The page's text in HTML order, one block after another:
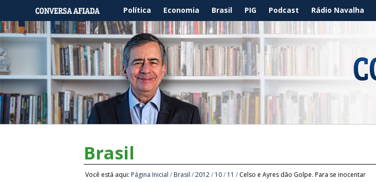
Política Economia Brasil PIG Podcast Rádio Navalha
Brasil
Você está aqui: Página Inicial / Brasil /2012/ 10/ 11 / Celso e Ayres dão Golpe. Para se inocentar